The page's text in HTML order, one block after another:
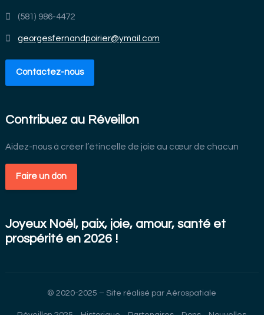
(581) 986-4472
georgesfernandpoirier@ymail.com
Contactez-nous
Contribuez au Réveillon
Aidez-nous à créer l’étincelle de joie au cœur de chacun
Faire un don
Joyeux Noël, paix, joie, amour, santé et
prospérité en 2026 !
© 2020-2025 – Site réalisé parAérospatiale